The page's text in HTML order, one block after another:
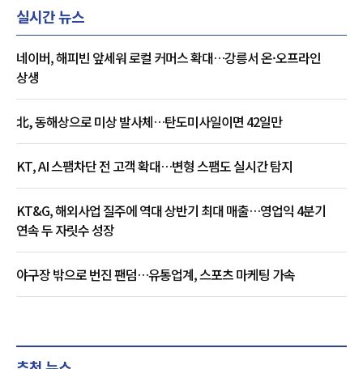
실시간 뉴스
네이버, 해피빈 앞세워 로컬 커머스 확대…강릉서 온·오프라인
상생
北, 동해상으로 미상 발사체…탄도미사일이면 42일만
KT, AI 스팸차단 전 고객 확대…변형 스팸도 실시간 탐지
KT&G, 해외사업 질주에 역대 상반기 최대 매출…영업익 4분기
연속 두 자릿수 성장
야구장 밖으로 번진 팬덤…유통업계, 스포츠 마케팅 가속